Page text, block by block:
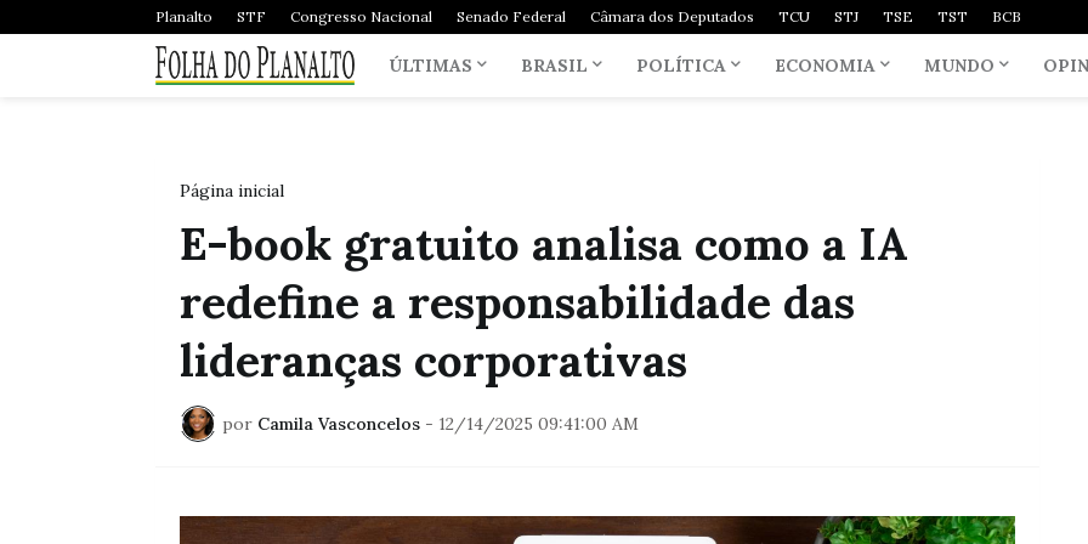
Planalto STF Congresso Nacional Senado Federal Câmara dos Deputados TCU STJ TSE TST BCB
ÚLTIMAS BRASIL POLÍTICA ECONOMIA MUNDO
Página inicial
E-book gratuito analisa como a IA
redefine a responsabilidade das
lideranças corporativas
por Camila Vasconcelos - 12/14/2025 09:41:00 AM